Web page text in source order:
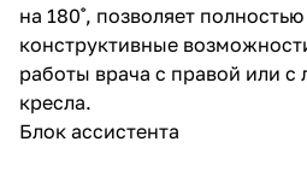
на 180˚, позволяет
конструктивные
работы врача с правой или с
кресла.
Блок ассистента